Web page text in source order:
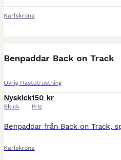
Karlskrona
Benpaddar Back on Track
Övrig Hästutrustning
Nyskick
Skick
150 kr
Pris
Karlskrona